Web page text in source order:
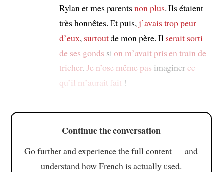
Rylan et mes parentsnon plus. Ils étaient
très honnêtes. Et puis, j’avais trop peur
d’eux, surtoutde mon père. Il serait sorti
de ses gonds si on m’avait pris en train de
tricher. Je n’ose même pas imaginerce
qu’il m’aurait fait !
Continue the conversation
Go further and experience the full content — and
understand how French is actually used.